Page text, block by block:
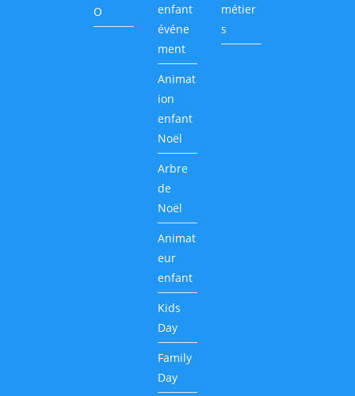
O
enfant
événe
ment
Animat
ion
enfant
Noël
Arbre
de
Noël
Animat
eur
enfant
Kids
Day
Family
Day
métier
s